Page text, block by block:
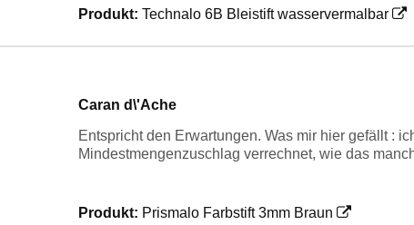
Produkt:Technalo 6B Bleistift wasservermalbar
Caran d\'Ache
Entspricht den Erwartungen. Was mir hier gefällt :
Mindestmengenzuschlag verrechnet, wie das
Produkt: Prismalo Farbstift 3mm Braun